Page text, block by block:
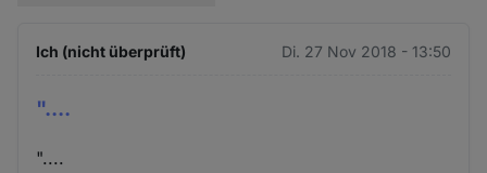
Ich (nicht überprüft) Di. 27 Nov 2018 - 13:50
"....
"....